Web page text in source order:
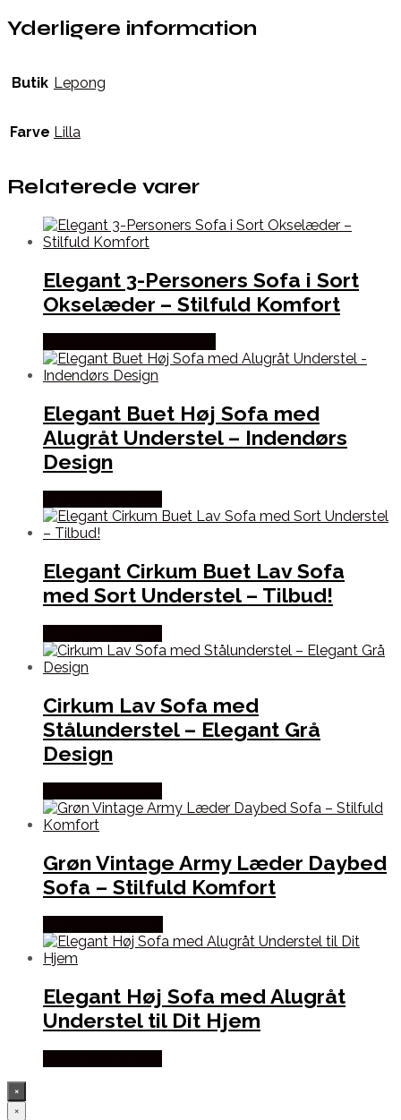
Yderligere information
Butik Lepong
Farve Lilla
Relaterede varer
Elegant 3-Personers Sofa i Sort
Okselæder – Stilfuld Komfort
Elegant Buet Høj Sofa med
Alugråt Understel – Indendørs
Design
Elegant Cirkum Buet Lav Sofa
med Sort Understel – Tilbud!
Cirkum Lav Sofa med
Stålunderstel – Elegant Grå
Design
Grøn Vintage Army Læder Daybed
Sofa – Stilfuld Komfort
Elegant Høj Sofa med Alugråt
Understel til Dit Hjem
×
×